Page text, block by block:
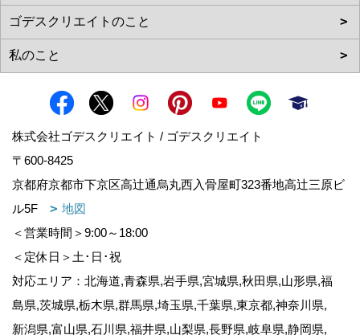
株式会社ゴデスクリエイト / ゴデスクリエイト
〒600-8425
京都府京都市下京区高辻通烏丸西入骨屋町323番地高辻三原ビ
ル5F
地図
＜営業時間＞9:00～18:00
＜定休日＞土･日･祝
対応エリア：北海道,青森県,岩手県,宮城県,秋田県,山形県,福
島県,茨城県,栃木県,群馬県,埼玉県,千葉県,東京都,神奈川県,
新潟県,富山県,石川県,福井県,山梨県,長野県,岐阜県,静岡県,